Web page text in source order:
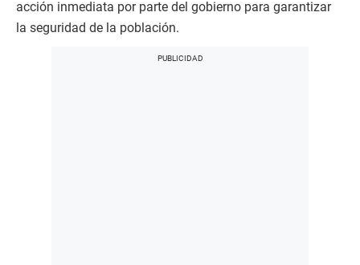
acción inmediata por parte del gobierno para garantizar
la seguridad de la población.